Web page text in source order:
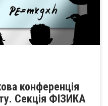
конференція
Секція ФІЗИКА